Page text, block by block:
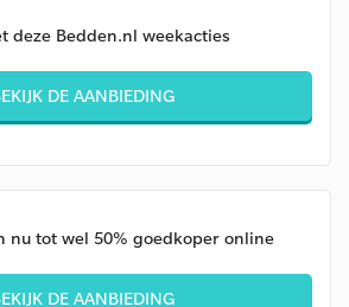
deze Bedden.nl weekacties
DE AANBIEDING
nu tot wel 50% goedkoper online
DE AANBIEDING